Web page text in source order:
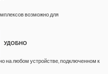
возможно для
УДОБНО
на любом устройстве, подключенном к
Геопрофи
Горнопромышленные ведомости